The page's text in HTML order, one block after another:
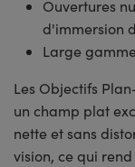
Ouvertures
d'immersion
Large
Les Objectifs
un champ plat
nette et sans
vision, ce qui